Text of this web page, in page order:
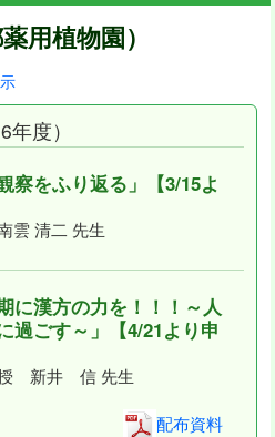
用植物園）
年度）
察をふり返る」【3/15よ
雲 清二 先生
に漢方の力を！！！～人
過ごす～」【4/21より申
授 新井 信 先生
配布資料